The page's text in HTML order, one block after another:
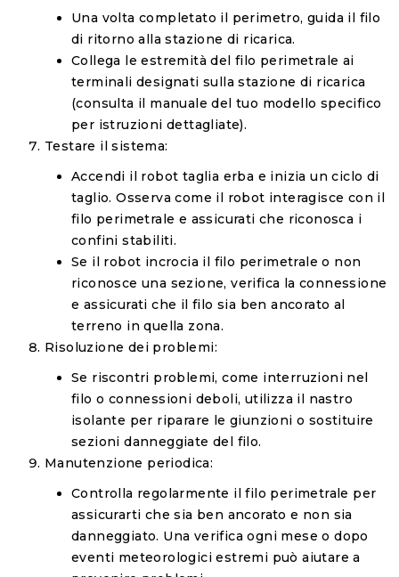
Una volta completato il perimetro, guida il filo
di ritorno alla stazione di ricarica.
Collega le estremità del filo perimetrale ai
terminali designati sulla stazione di ricarica
(consulta il manuale del tuo modello specifico
per istruzioni dettagliate).
Testare il sistema:
Accendi il robot taglia erba e inizia un ciclo di
taglio. Osserva come il robot interagisce con il
filo perimetrale e assicurati che riconosca i
confini stabiliti.
Se il robot incrocia il filo perimetrale o non
riconosce una sezione, verifica la connessione
e assicurati che il filo sia ben ancorato al
terreno in quella zona.
Risoluzione dei problemi:
Se riscontri problemi, come interruzioni nel
filo o connessioni deboli, utilizza il nastro
isolante per riparare le giunzioni o sostituire
sezioni danneggiate del filo.
Manutenzione periodica:
Controlla regolarmente il filo perimetrale per
assicurarti che sia ben ancorato e non sia
danneggiato. Una verifica ogni mese o dopo
eventi meteorologici estremi può aiutare a